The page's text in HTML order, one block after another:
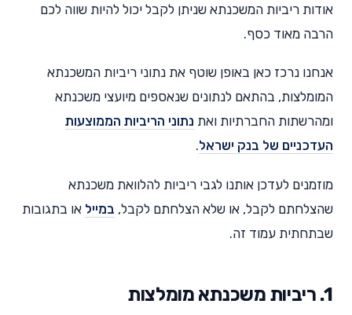
אודות ריביות המשכנתא שניתן לקבל יכול להיות שווה לכם
הרבה מאוד כסף.
אנחנו נרכז כאן באופן שוטף את נתוני ריביות המשכנתא
המומלצות, בהתאם לנתונים שנאספים מיועצי משכנתא
ומהרשתות החברתיות ואת נתוני הריביות הממוצעות
העדכניים של בנק ישראל.
מוזמנים לעדכן אותנו לגבי ריביות להלוואת משכנתא
שהצלחתם לקבל, או שלא הצלחתם לקבל, במייל או בתגובות
שבתחתית עמוד זה.
1. ריביות משכנתא מומלצות